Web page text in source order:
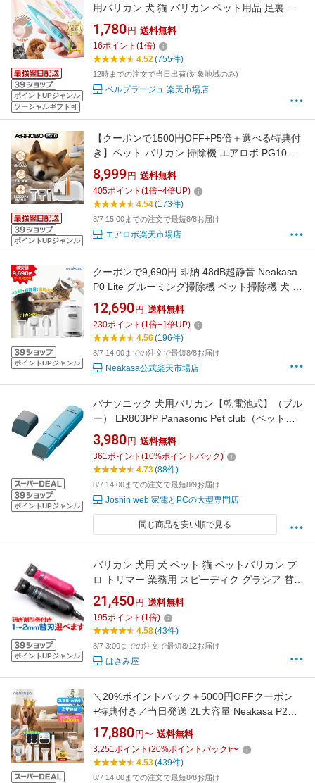
ポイントUPジャンル
ソーシャルギフト可
用バリカン 犬 猫 バリカン ペット用品 足裏 ト
リミング 犬用品 ペットバリカン 猫用バリカン
目の周り お尻 長毛 猫バリカン 足裏用バリカン
肉球ケア 猫肉球毛カット イヌ ネコ 長毛 ミニバ
リカン USB充電式 ペットケア用品
1,780 円 送料無料
16ポイント (1倍)
4.52(755件)
12時までの注文で当日出荷(対象地域のみ)
ベルプラージュ 楽天市場店
ポイントUPジャンル
【クーポンで1500円OFF+P5倍＋選べる特典付
き】ペット バリカン 掃除機 エアロボ PG10 ペ
ット用バリカン セット 吸引式 犬 猫用 グルーミ
ング掃除機 強力 吸引 静音 クリーナー
12000Pa 電動バリカン 除毛ブラシ 3段階 自動
吸引 トリミング 抜け毛取り
8,999 円 送料無料
405ポイント (1倍+4倍UP)
4.54(173件)
8/7 15:00までの注文で最短8/8お届け
エアロボ楽天市場店
ポイントUPジャンル
クーポンで9,690円 即納 48dB超静音 Neakasa
P0 Lite グルーミング掃除機 ペット掃除機 犬 猫
掃除機 ペット用ブラシセット ペットグルーミ
ング 小型犬 短毛猫用 強力吸引 【ペットバリカ
ンなし】収納スタンド付き 抜け毛対策 ペット
用品 猫 犬 ウサギ
12,690 円 送料無料
230ポイント (1倍+1倍UP)
4.56(196件)
8/7 14:00までの注文で最短8/8お届け
Neakasa公式楽天市場店
ポイントUPジャンル
パナソニック 犬用バリカン【乾電池式】（ブル
ー） ER803PP Panasonic Pet club（ペットク
ラブ） 部分カット用 [ER803PP]
3,980 円 送料無料
361ポイント (10%ポイントバック)
4.73(88件)
8/7 14:00までの注文で最短8/9お届け
Joshin web 家電とPCの大型専門店
同じ商品を安い順で見る
ポイントUPジャンル
バリカン 犬用 犬 ペット 猫 ペットバリカン プ
ロ トリマー 業務用 スピーディク グラシア 替刃
付き 電気バリカン SPEEDIK GRACIA プロ用 ス
ピーディック 犬用バリカン 清水電機工業株式
会社 軽量 送料無料
21,450 円 送料無料
195ポイント (1倍)
4.58(43件)
8/7 3:00までの注文で最短8/12お届け
はさみ屋
＼20%ポイントバック＋5000円OFFクーポン
+特典付き／当日発送 2L大容量 Neakasa P2
Pro ペット用バリカン ペットバリカン 犬用バリ
カン 犬 掃除機 中大型犬 吸引 ペット グルーミ
ング掃除機 ペット用品 犬猫 トリミング 犬猫 掃
除機 抜け毛取り 切れ味抜群 吸引式 2年保証
17,880 円〜 送料無料
3,251ポイント (20%ポイントバック)〜
4.53(439件)
8/7 14:00までの注文で最短8/8お届け